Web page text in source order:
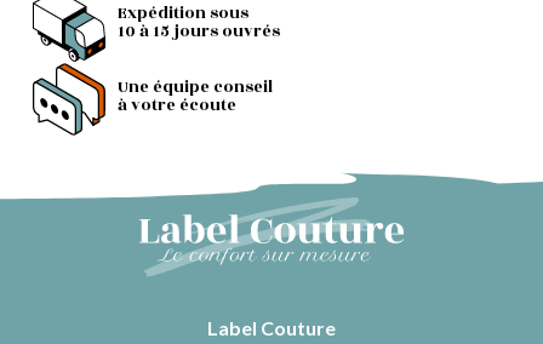
Expédition sous
10 à 15 jours ouvrés
Une équipe conseil
à votre écoute
Label Couture